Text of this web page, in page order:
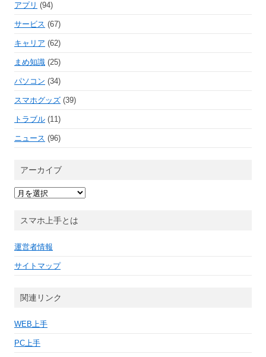
アプリ (94)
サービス (67)
キャリア (62)
まめ知識 (25)
パソコン (34)
スマホグッズ (39)
トラブル (11)
ニュース (96)
アーカイブ
ア
ー
イ
ブスマホ上手とは
運営者情報
サイトマップ
関連リンク
WEB上手
PC上手